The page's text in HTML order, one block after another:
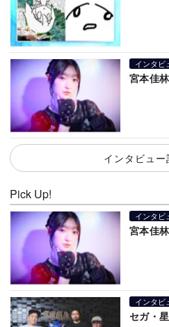
インタビ
宮本佳
インタビュ
Pick Up!
インタビ
宮本佳
インタビ
セガ・